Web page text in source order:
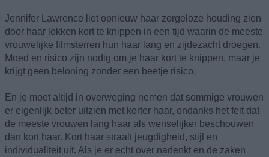
Jennifer Lawrence liet opnieuw haar zorgeloze houding zien
door haar lokken kort te knippen in een tijd waarin de meeste
vrouwelijke filmsterren hun haar lang en zijdezacht droegen.
Moed en risico zijn nodig om je haar kort te knippen, maar je
krijgt geen beloning zonder een beetje risico.
En je moet altijd in overweging nemen dat sommige vrouwen
er eigenlijk beter uitzien met korter haar, ondanks het feit dat
de meeste vrouwen lang haar als wenselijker beschouwen
dan kort haar. Kort haar straalt jeugdigheid, stijl en
individualiteit uit. Als je er echt over nadenkt en de zaken